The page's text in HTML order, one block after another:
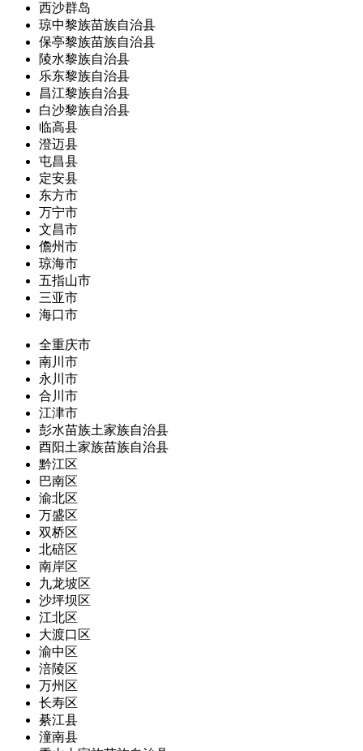
西沙群岛
琼中黎族苗族自治县
保亭黎族苗族自治县
陵水黎族自治县
乐东黎族自治县
昌江黎族自治县
白沙黎族自治县
临高县
澄迈县
屯昌县
定安县
东方市
万宁市
文昌市
儋州市
琼海市
五指山市
三亚市
海口市
全重庆市
南川市
永川市
合川市
江津市
彭水苗族土家族自治县
酉阳土家族苗族自治县
黔江区
巴南区
渝北区
万盛区
双桥区
北碚区
南岸区
九龙坡区
沙坪坝区
江北区
大渡口区
渝中区
涪陵区
万州区
长寿区
綦江县
潼南县